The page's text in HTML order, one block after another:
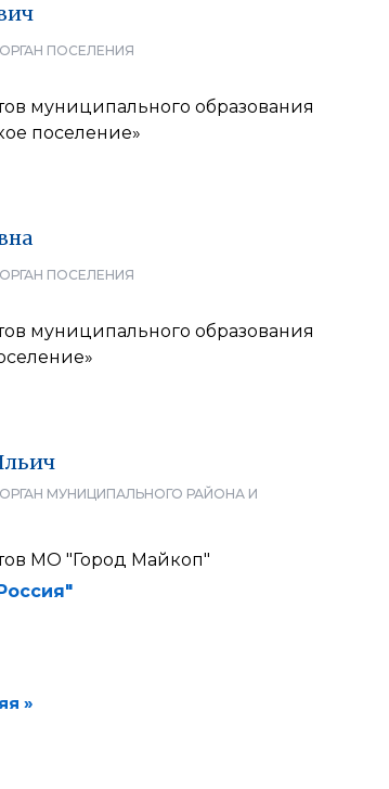
ПОСЕЛЕНИЯ
муниципального образования
поселение»
ПОСЕЛЕНИЯ
муниципального образования
МУНИЦИПАЛЬНОГО РАЙОНА И
МО "Город Майкоп"
»